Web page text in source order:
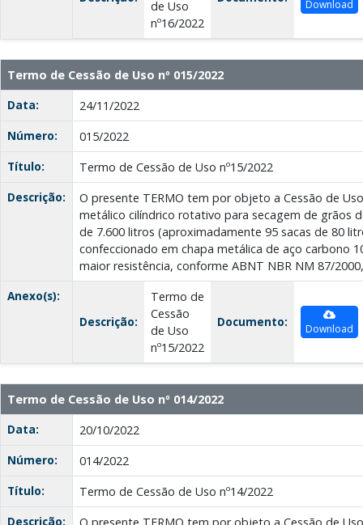
de Uso
nº16/2022
Download
Termo de Cessão de Uso nº 015/2022
Data:
24/11/2022
Número:
015/2022
Título:
Termo de Cessão de Uso nº15/2022
Descrição:
O presente TERMO tem por objeto a Cessão de
metálico cilíndrico rotativo para secagem de grãos
de 7.600 litros (aproximadamente 95 sacas de 80
confeccionado em chapa metálica de aço carbono
maior resistência, conforme ABNT NBR NM 87/2000,
Anexo(s):
Descrição:
Termo de
Cessão
de Uso
nº15/2022
Documento: Download
Termo de Cessão de Uso nº 014/2022
Data:
20/10/2022
Número:
014/2022
Título:
Termo de Cessão de Uso nº14/2022
Descrição: